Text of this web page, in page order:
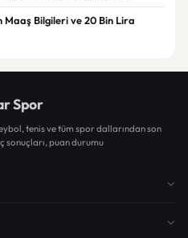
Maaş Bilgileri ve 20 Bin Lira
Spor
tenis ve tüm spor dallarından son
puan durumu